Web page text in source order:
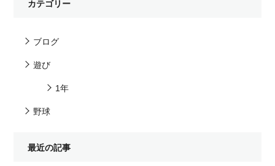
カテゴリー
ブログ
遊び
1年
野球
最近の記事